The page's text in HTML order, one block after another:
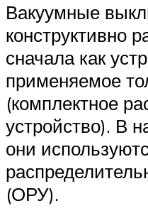
Вакуумные
конструктивно
сначала как
применяемое
(комплектное
устройство). В
они
(ОРУ).